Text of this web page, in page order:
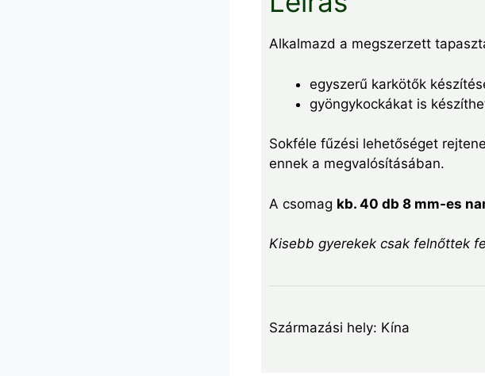
Alkalmazd a megszerzett
egyszerű karkötők
gyöngykockákat is
Sokféle fűzési lehetőséget
ennek a megvalósításában.
A csomag kb. 40 db 8 mm-es
Kisebb gyerekek csak felnőttek
Származási hely: Kína